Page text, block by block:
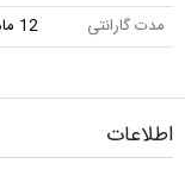
مدت گارانتی
12 ماه
اطلاعات